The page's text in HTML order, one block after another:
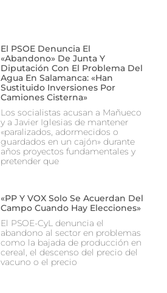
El PSOE Denuncia El
«abandono» De Junta Y
Diputación Con El Problema Del
Agua En Salamanca: «Han
Sustituido Inversiones Por
Camiones Cisterna»
Los socialistas acusan a Mañueco
y a Javier Iglesias de mantener
«paralizados, adormecidos o
guardados en un cajón» durante
años proyectos fundamentales y
pretender que
«PP Y VOX Solo Se Acuerdan Del
Campo Cuando Hay Elecciones»
El PSOE-CyL denuncia el
abandono al sector en problemas
como la bajada de producción en
cereal, el descenso del precio del
vacuno o el precio